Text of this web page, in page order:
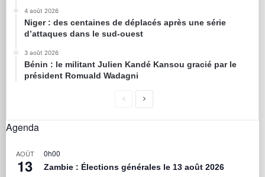
4 août 2026
Niger : des centaines de déplacés après une série
d’attaques dans le sud-ouest
3 août 2026
Bénin : le militant Julien Kandé Kansou gracié par le
président Romuald Wadagni
Agenda
AOÛT
13
0h00
Zambie : Élections générales le 13 août 2026